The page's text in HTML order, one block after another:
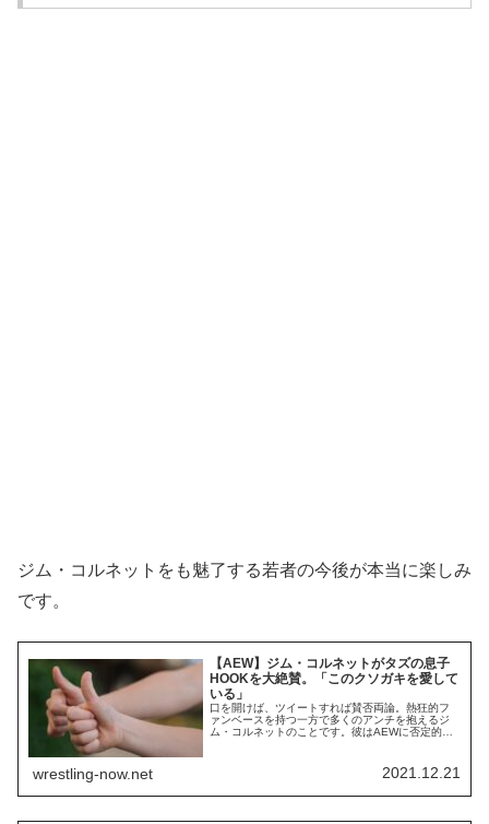
ジム・コルネットをも魅了する若者の今後が本当に楽しみ
です。
【AEW】ジム・コルネットがタズの息子
HOOKを大絶賛。「このクソガキを愛して
いる」
口を開けば、ツイートすれば賛否両論。熱狂的フ
ァンベースを持つ一方で多くのアンチを抱えるジ
ム・コルネットのことです。彼はAEWに否定的な
うわけではなく、AEW社長トニー・カーンによる
CMパンク復活の演出は大絶賛していました。最
wrestling-now.net 2021.12.21